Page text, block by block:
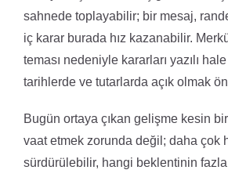
sahnede toplayabilir; bir mesaj,
iç karar burada hız kazanabilir.
teması nedeniyle kararları yazılı
tarihlerde ve tutarlarda açık olmak
Bugün ortaya çıkan gelişme kesin
vaat etmek zorunda değil; daha çok
sürdürülebilir, hangi beklentinin